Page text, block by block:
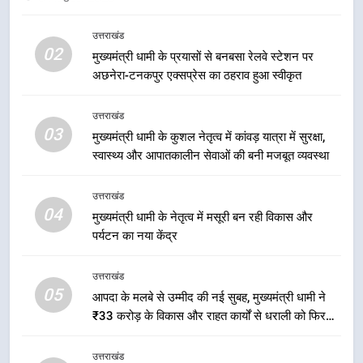
02
उत्तराखंड
मुख्यमंत्री धामी के प्रयासों से बनबसा रेलवे स्टेशन पर
अछनेरा-टनकपुर एक्सप्रेस का ठहराव हुआ स्वीकृत
03
उत्तराखंड
मुख्यमंत्री धामी के कुशल नेतृत्व में कांवड़ यात्रा में सुरक्षा,
स्वास्थ्य और आपातकालीन सेवाओं की बनी मजबूत व्यवस्था
04
उत्तराखंड
मुख्यमंत्री धामी के नेतृत्व में मसूरी बन रही विकास और
पर्यटन का नया केंद्र
05
उत्तराखंड
आपदा के मलबे से उम्मीद की नई सुबह, मुख्यमंत्री धामी ने
₹33 करोड़ के विकास और राहत कार्यों से धराली को फिर
उत्तराखंड
संकल्प
नियोजित विकास को मिलेगी रफ्तार
उत्तराखंड
मुख्यमंत्री धामी के प्रयासों से बनबसा रेलवे
स्टेशन पर अछनेरा-टनकपुर एक्सप्रेस का
3
मुख्यमंत्री धामी के कुशल नेतृत्व में कांवड़